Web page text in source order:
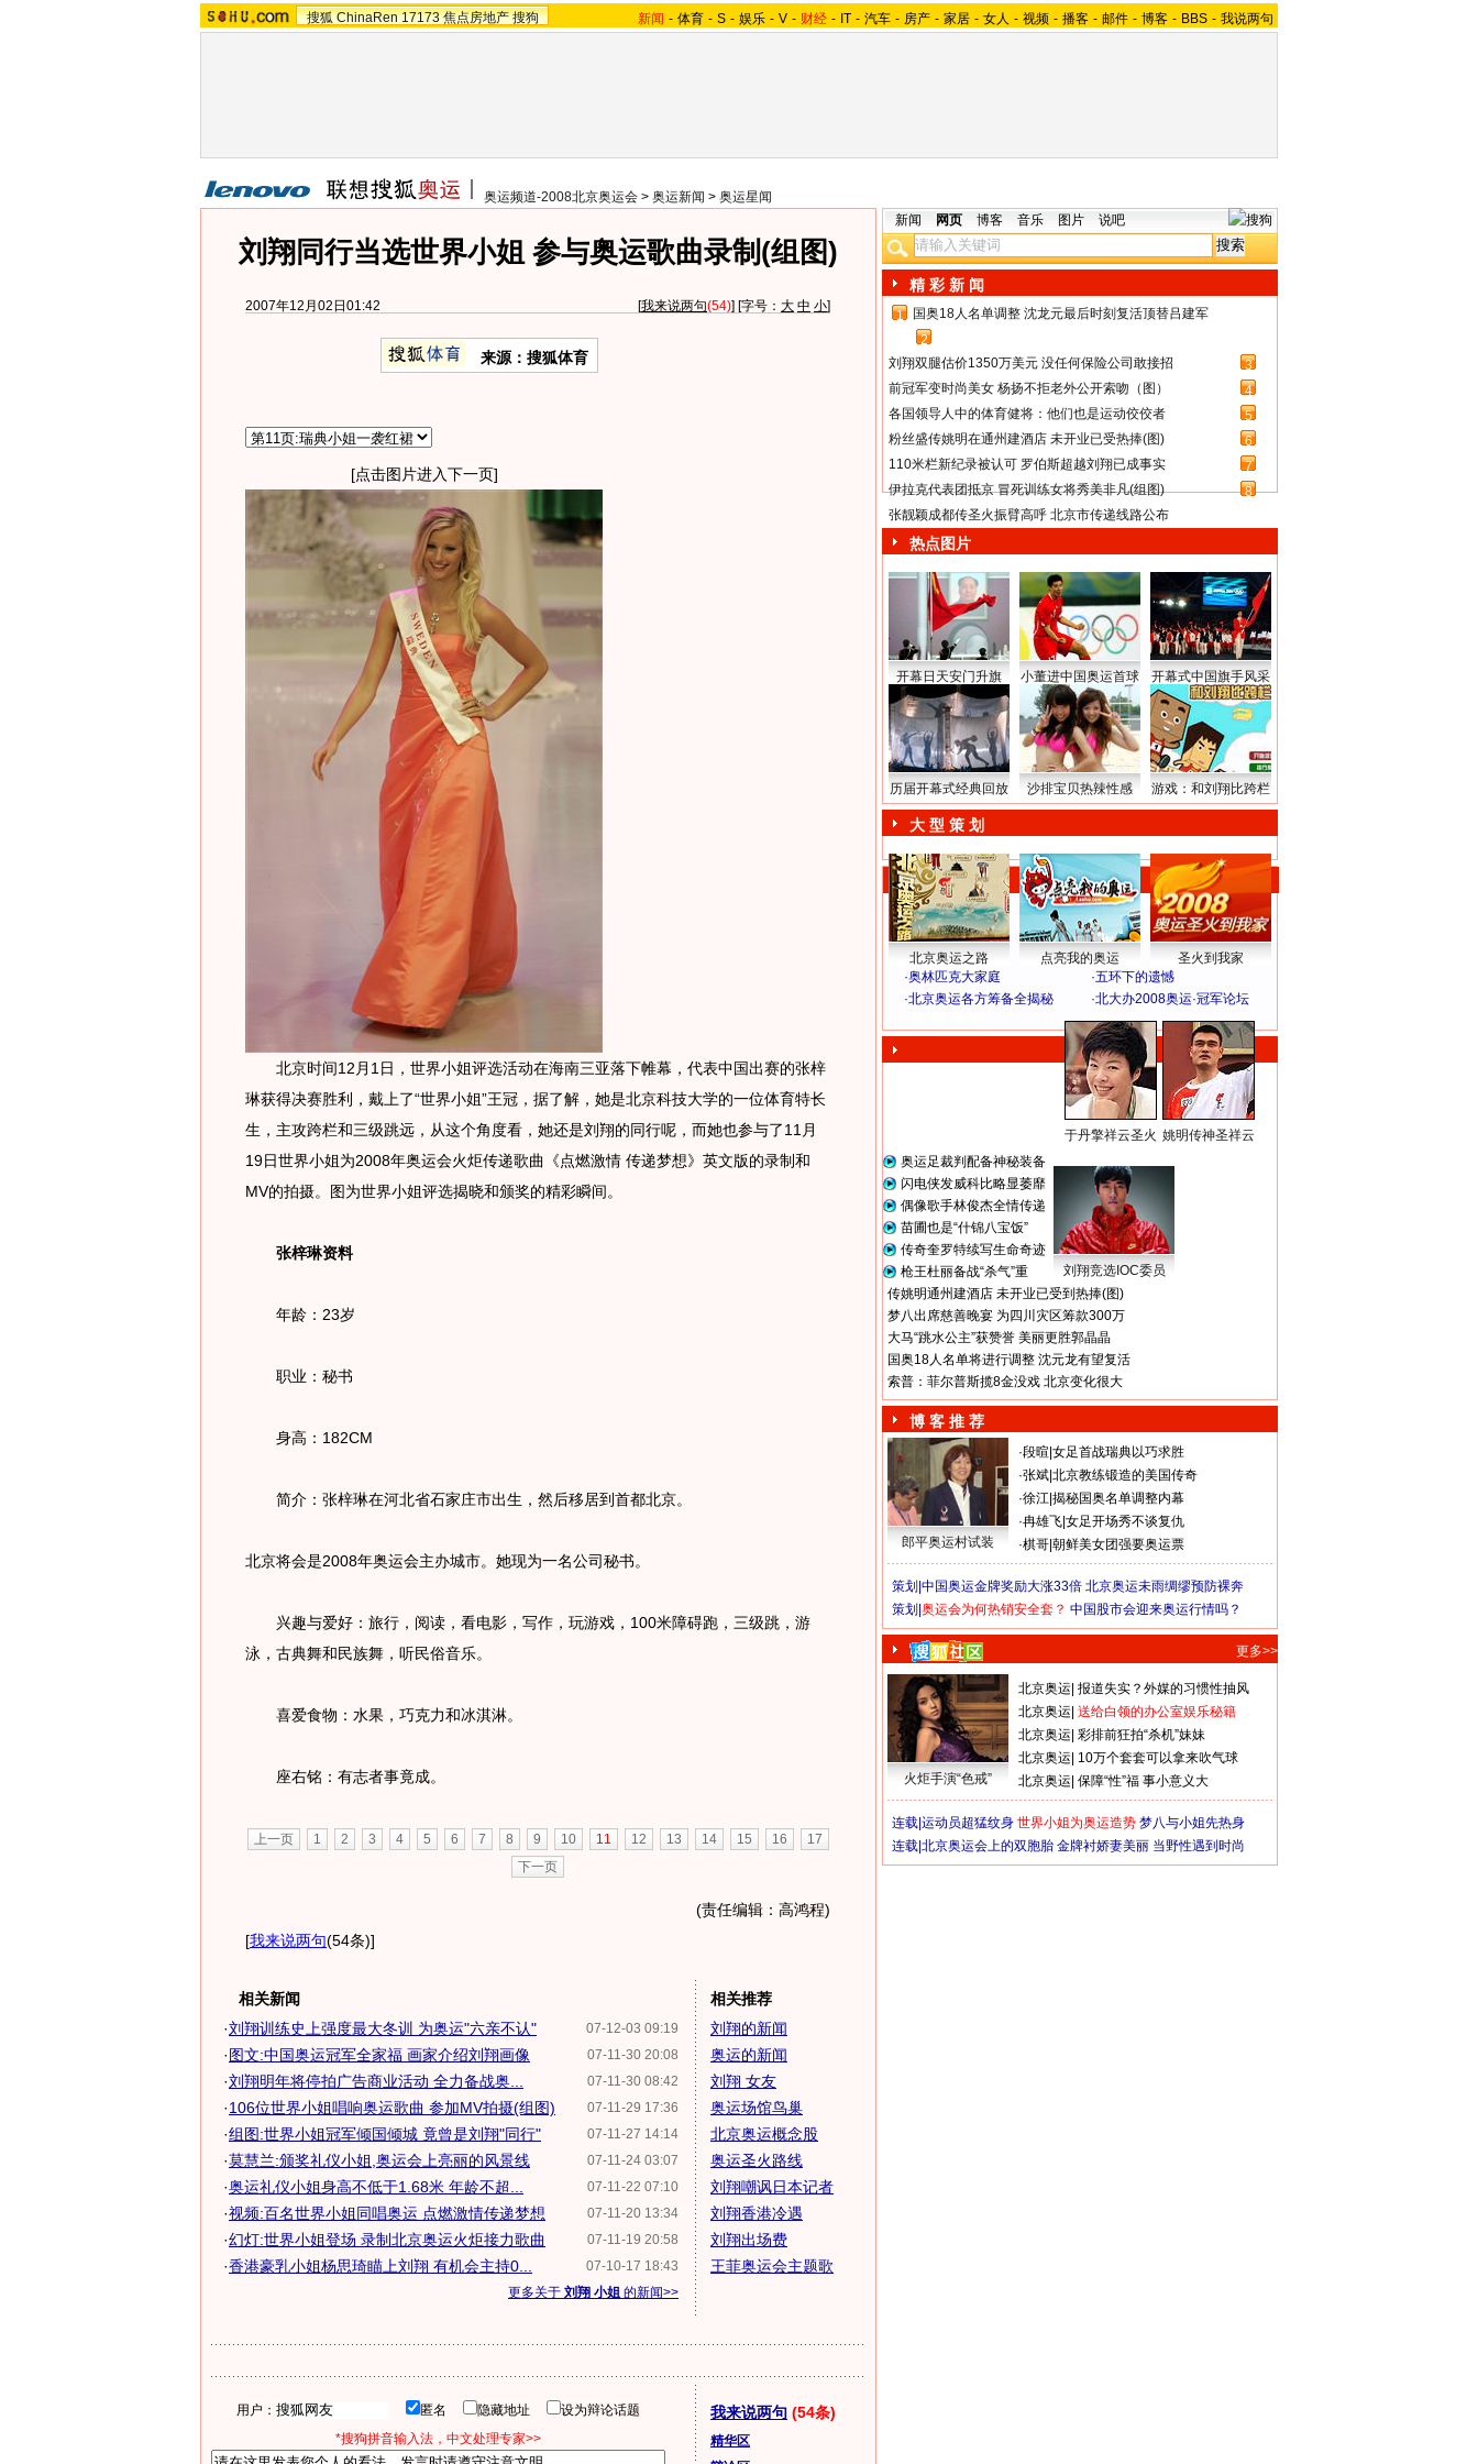
搜狐 ChinaRen 17173 焦点房地产 搜狗 新闻 - 体育 - S - 娱乐 - V - 财经 - IT - 汽车 - 房产 - 家居 - 女人 - 视频 - 播客 - 邮件 - 博客 - BBS - 我说两句
奥运频道-2008北京奥运会 > 奥运新闻 > 奥运星闻
刘翔同行当选世界小姐 参与奥运歌曲录制(组图)
2007年12月02日01:42 [我来说两句(54)] [字号： 大 中 小]
来源：搜狐体育
[点击图片进入下一页]
北京时间12月1日，世界小姐评选活动在海南三亚落下帷幕，代表中国出赛的张梓
琳获得决赛胜利，戴上了“世界小姐”王冠，据了解，她是北京科技大学的一位体育特长
生，主攻跨栏和三级跳远，从这个角度看，她还是刘翔的同行呢，而她也参与了11月
19日世界小姐为2008年奥运会火炬传递歌曲《点燃激情 传递梦想》英文版的录制和
MV的拍摄。图为世界小姐评选揭晓和颁奖的精彩瞬间。
张梓琳资料
年龄：23岁
职业：秘书
身高：182CM
简介：张梓琳在河北省石家庄市出生，然后移居到首都北京。
北京将会是2008年奥运会主办城市。她现为一名公司秘书。
兴趣与爱好：旅行，阅读，看电影，写作，玩游戏，100米障碍跑，三级跳，游
泳，古典舞和民族舞，听民俗音乐。
喜爱食物：水果，巧克力和冰淇淋。
座右铭：有志者事竟成。
上一页 1 2 3 4 5 6 7 8 9 10 11 12 13 14 15 16
17
下一页
(责任编辑：高鸿程)
[我来说两句(54条)]
相关新闻
07-12-03 09:19
·刘翔训练史上强度最大冬训 为奥运"六亲不认"
07-11-30 20:08
·图文:中国奥运冠军全家福 画家介绍刘翔画像
07-11-30 08:42
·刘翔明年将停拍广告商业活动 全力备战奥...
07-11-29 17:36
·106位世界小姐唱响奥运歌曲 参加MV拍摄(组图)
07-11-27 14:14
·组图:世界小姐冠军倾国倾城 竟曾是刘翔"同行"
07-11-24 03:07
·莫慧兰:颁奖礼仪小姐,奥运会上亮丽的风景线
07-11-22 07:10
·奥运礼仪小姐身高不低于1.68米 年龄不超...
07-11-20 13:34
·视频:百名世界小姐同唱奥运 点燃激情传递梦想
07-11-19 20:58
·幻灯:世界小姐登场 录制北京奥运火炬接力歌曲
07-10-17 18:43
·香港豪乳小姐杨思琦瞄上刘翔 有机会主持0...
更多关于 刘翔 小姐 的新闻>>
相关推荐
刘翔的新闻
奥运的新闻
刘翔 女友
奥运场馆鸟巢
北京奥运概念股
奥运圣火路线
刘翔嘲讽日本记者
刘翔香港冷遇
刘翔出场费
王菲奥运会主题歌
用户： 匿名 隐藏地址
设为辩论话题
*搜狗拼音输入法，中文处理专家>>
我来说两句 (54条)
精华区
新闻 网页 博客 音乐 图片 说吧
精 彩 新 闻
1
国奥18人名单调整 沈龙元最后时刻复活顶替吕建军
2
刘翔双腿估价1350万美元 没任何保险公司敢接招
3
前冠军变时尚美女 杨扬不拒老外公开索吻（图）
4
各国领导人中的体育健将：他们也是运动佼佼者
5
粉丝盛传姚明在通州建酒店 未开业已受热捧(图)
6
110米栏新纪录被认可 罗伯斯超越刘翔已成事实
7
伊拉克代表团抵京 冒死训练女将秀美非凡(组图)
8
张靓颖成都传圣火振臂高呼 北京市传递线路公布
热点图片
开幕日天安门升旗 小董进中国奥运首球 开幕式中国旗手风采
历届开幕式经典回放 沙排宝贝热辣性感 游戏：和刘翔比跨栏
大 型 策 划
北京奥运之路 点亮我的奥运
圣火到我家
·奥林匹克大家庭 ·五环下的遗憾
·北京奥运各方筹备全揭秘 ·北大办2008奥运·冠军论坛
于丹擎祥云圣火 姚明传神圣祥云
奥运足裁判配备神秘装备
闪电侠发威科比略显萎靡
偶像歌手林俊杰全情传递
苗圃也是“什锦八宝饭”
传奇奎罗特续写生命奇迹
枪王杜丽备战“杀气”重
刘翔竞选IOC委员
传姚明通州建酒店 未开业已受到热捧(图)
梦八出席慈善晚宴 为四川灾区筹款300万
大马“跳水公主”获赞誉 美丽更胜郭晶晶
国奥18人名单将进行调整 沈元龙有望复活
索普：菲尔普斯揽8金没戏 北京变化很大
博 客 推 荐
郎平奥运村试装
·段暄 女足首战瑞典以巧求胜
·张斌 北京教练锻造的美国传奇
·徐江 揭秘国奥名单调整内幕
·冉雄飞 女足开场秀不谈复仇
·棋哥 朝鲜美女团强要奥运票
策划| 中国奥运金牌奖励大涨33倍 北京奥运未雨绸缪预防裸奔
策划| 奥运会为何热销安全套？ 中国股市会迎来奥运行情吗？
更多>>
火炬手演“色戒”
北京奥运 报道失实？外媒的习惯性抽风
北京奥运 送给白领的办公室娱乐秘籍
北京奥运 彩排前狂拍“杀机”妹妹
北京奥运 10万个套套可以拿来吹气球
北京奥运 保障“性”福 事小意义大
连载| 运动员超猛纹身 世界小姐为奥运造势 梦八与小姐先热身
连载| 北京奥运会上的双胞胎 金牌衬娇妻美丽 当野性遇到时尚